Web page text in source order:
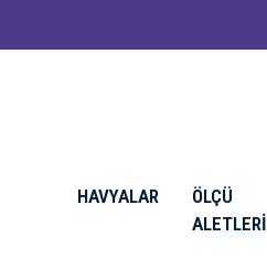
HAVYALAR
ÖLÇÜ
ALETLERİ